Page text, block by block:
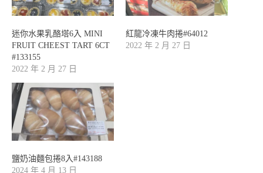
迷你水果乳酪塔6入 MINI
FRUIT CHEEST TART 6CT
#133155
2022 年 2 月 27 日
紅龍冷凍牛肉捲#64012
2022 年 2 月 27 日
鹽奶油麵包捲8入#143188
2024 年 4 月 13 日